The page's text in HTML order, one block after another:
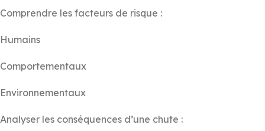
Comprendre les facteurs de risque :
Humains
Comportementaux
Environnementaux
Analyser les conséquences d’une chute :